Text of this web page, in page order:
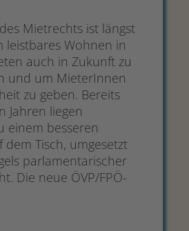
Mietrechts ist längst
leistbares Wohnen in
auch in Zukunft zu
und um MieterInnen
zu geben. Bereits
Jahren liegen
einem besseren
Tisch, umgesetzt
parlamentarischer
Die neue ÖVP/FPÖ-